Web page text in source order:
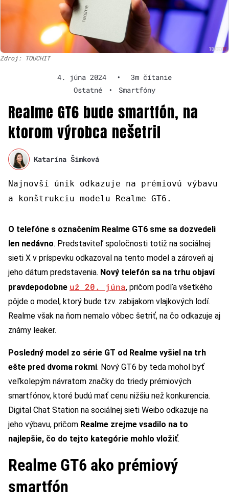
Zdroj: TOUCHIT
4. júna 2024 •
3m čítanie
Ostatné
• Smartfóny
Realme GT6 bude smartfón, na
ktorom výrobca nešetril
Katarína Šimková
Najnovší únik odkazuje na prémiovú výbavu
a konštrukciu modelu Realme GT6.
O telefóne s označením Realme GT6 sme sa dozvedeli
len nedávno. Predstaviteľ spoločnosti totiž na sociálnej
sieti X v príspevku odkazoval na tento model a zároveň aj
jeho dátum predstavenia. Nový telefón sa na trhu objaví
pravdepodobne už 20. júna, pričom podľa všetkého
pôjde o model, ktorý bude tzv. zabijakom vlajkových lodí.
Realme však na ňom nemalo vôbec šetriť, na čo odkazuje aj
známy leaker.
Posledný model zo série GT od Realme vyšiel na trh
ešte pred dvoma rokmi. Nový GT6 by teda mohol byť
veľkolepým návratom značky do triedy prémiových
smartfónov, ktoré budú mať cenu nižšiu než konkurencia.
Digital Chat Station na sociálnej sieti Weibo odkazuje na
jeho výbavu, pričom Realme zrejme vsadilo na to
najlepšie, čo do tejto kategórie mohlo vložiť.
Realme GT6 ako prémiový
smartfón